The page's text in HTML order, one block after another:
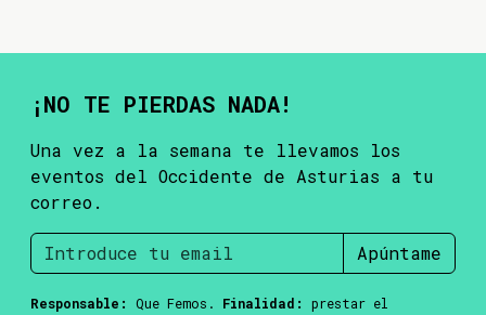
¡NO TE PIERDAS NADA!
Una vez a la semana te llevamos los
eventos del Occidente de Asturias a tu
correo.
Apúntame
Responsable: Que Femos. Finalidad:
prestar el